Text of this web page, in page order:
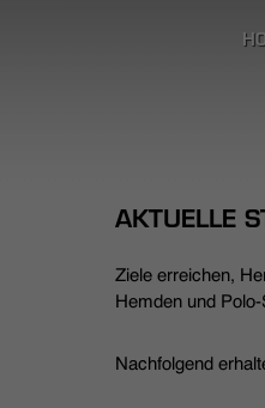
AKTUELLE
Ziele erreichen,
Hemden und
Nachfolgend